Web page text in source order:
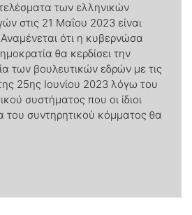
των ελληνικών
στις 21 Μαΐου 2023 είναι
ότι η κυβερνώσα
θα κερδίσει την
των βουλευτικών εδρών με τις
25ης Ιουνίου 2023 λόγω του
συστήματος που οι ίδιοι
του συντηρητικού κόμματος θα